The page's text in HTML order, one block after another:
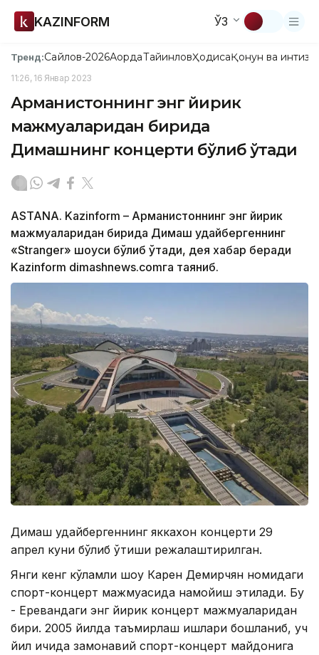
KAZINFORM ЎЗ
Тренд:Сайлов-2026АқордаТайинловҲодисаҚонун ва
11:26, 16 Январ 2023
Арманистоннинг энг йирик
мажмуаларидан бирида
Димашнинг концерти бўлиб ўтади
ASTANA. Kazinform – Арманистоннинг энг йирик
мажмуаларидан бирида Димаш Қудайбергеннинг
«Stranger» шоуси бўлиб ўтади, дея хабар беради
Kazinform dimashnews.comга таяниб.
Димаш Қудайбергеннинг яккахон концерти 29
апрел куни бўлиб ўтиши режалаштирилган.
Янги кенг кўламли шоу Карен Демирчян номидаги
спорт-концерт мажмуасида намойиш этилади. Бу
- Еревандаги энг йирик концерт мажмуаларидан
бири. 2005 йилда таъмирлаш ишлари бошланиб, уч
йил ичида замонавий спорт-концерт майдонига